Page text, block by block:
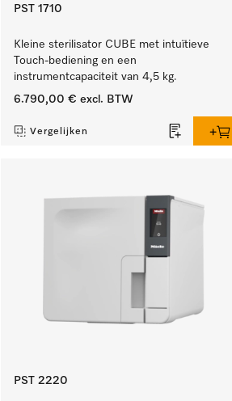
PST 1710
Kleine sterilisator CUBE met intuïtieve
Touch-bediening en een
instrumentcapaciteit van 4,5 kg.
6.790,00 € excl. BTW
Vergelijken
PST 2220